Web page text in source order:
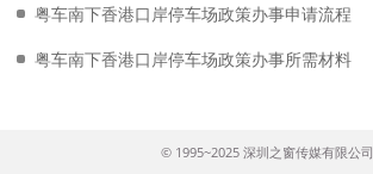
粤车南下香港口岸停车场政策办事申请流程
粤车南下香港口岸停车场政策办事所需材料
© 1995~2025 深圳之窗传媒有限公司